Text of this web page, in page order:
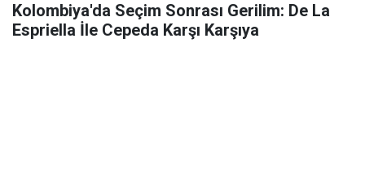
Kolombiya'da Seçim Sonrası Gerilim: De La
Espriella İle Cepeda Karşı Karşıya